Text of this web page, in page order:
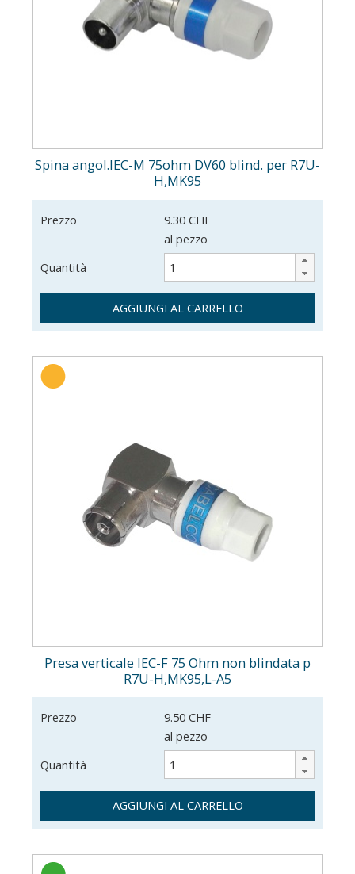
Spina angol.IEC-M 75ohm DV60 blind. per R7U-
H,MK95
Prezzo
9.30 CHF
al pezzo
Quantità
AGGIUNGI AL CARRELLO
Presa verticale IEC-F 75 Ohm non blindata p
R7U-H,MK95,L-A5
Prezzo
9.50 CHF
al pezzo
Quantità
AGGIUNGI AL CARRELLO